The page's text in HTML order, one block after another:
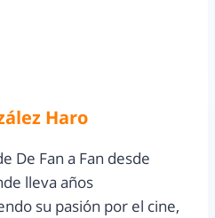
Haro
De Fan a Fan desde
lleva años
su pasión por el cine,